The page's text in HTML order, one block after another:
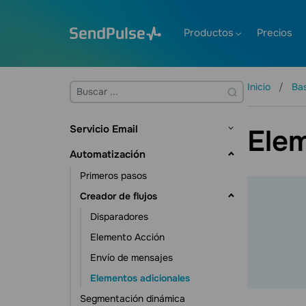
Productos Precios
Servicio Email
Primeros pasos
Listas de correo y contactos
Gestión de contactos
Gestión de datos de contacto
Herramientas de suscripción
Creación de plantillas
Envío de correos electrónicos
Verificador de email
Estadísticas y analíticas
Funciones adicionales
Automatización
Primeros pasos
Creador de flujos
Disparadores
Elemento Acción
Envío de mensajes
Elementos adicionales
Segmentación dinámica
Inicio